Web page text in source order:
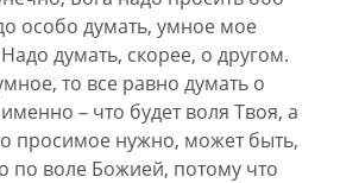
особо думать, умное мое
думать, скорее, о другом.
то все равно думать о
– что будет воля Твоя, а
просимое нужно, может быть,
по воле Божией, потому что